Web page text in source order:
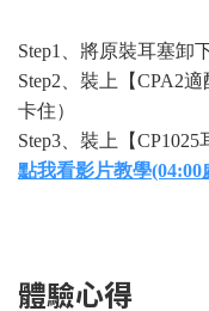
Step1、將原裝耳塞卸
Step2、裝上【CPA2
卡住）
Step3、裝上【CP1025
點我看影片教學(04:00
體驗心得